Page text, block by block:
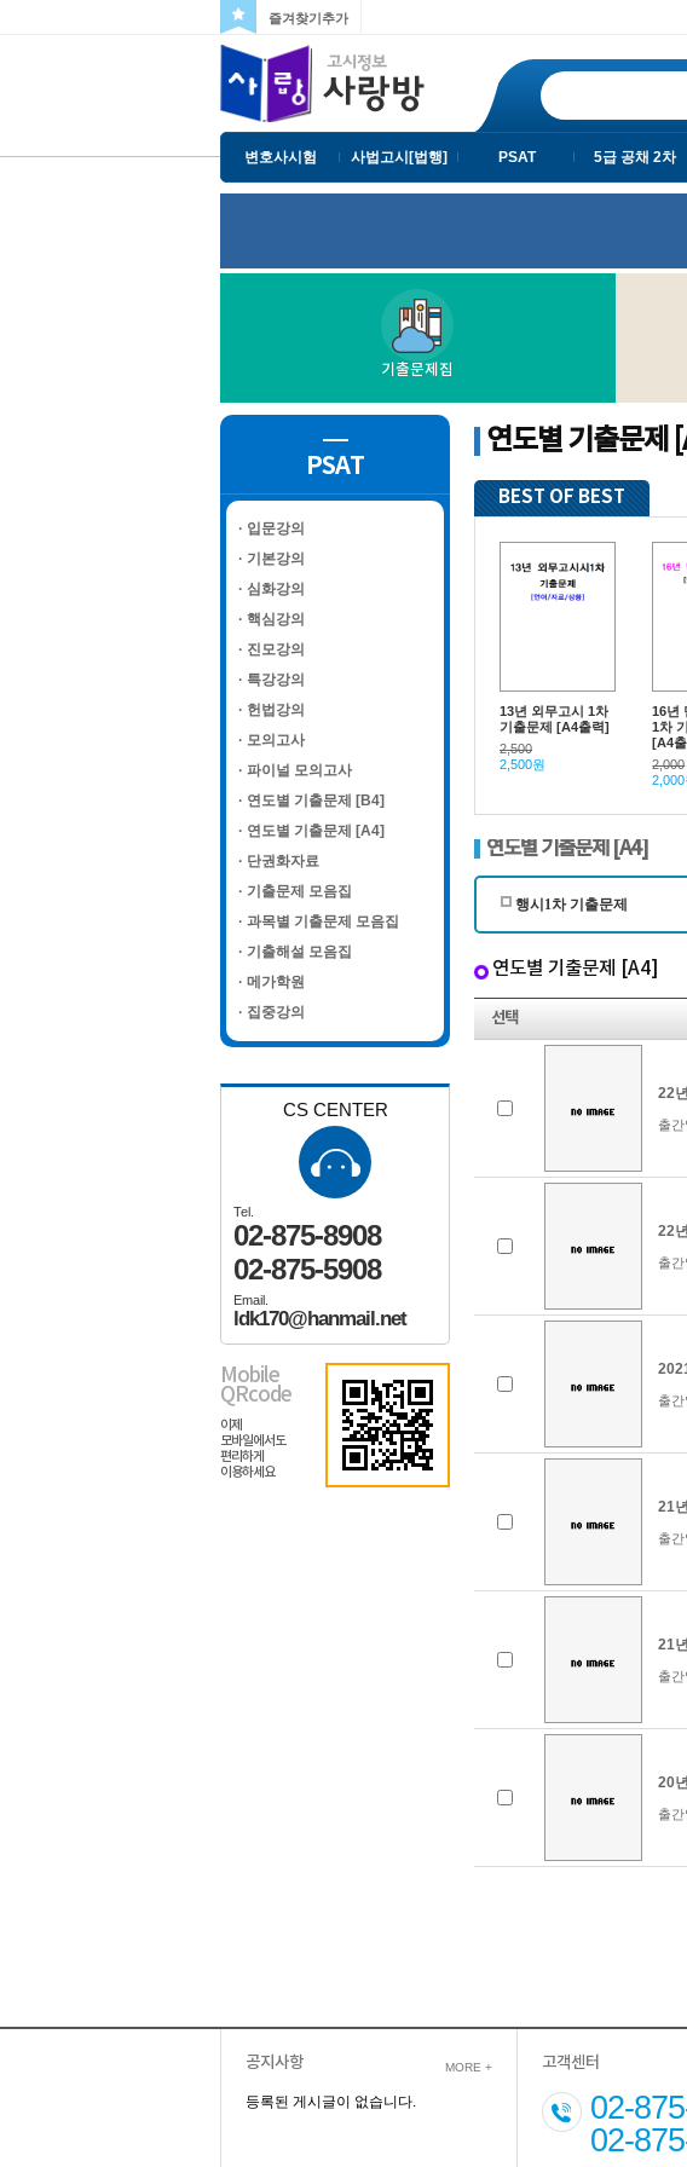
즐겨찾기추가
변호사시험 사법고시[법행] PSAT 5급 공채 2차
기출문제집
PSAT
· 입문강의
· 기본강의
· 심화강의
· 핵심강의
· 진모강의
· 특강강의
· 헌법강의
· 모의고사
· 파이널 모의고사
· 연도별 기출문제 [B4]
· 연도별 기출문제 [A4]
· 단권화자료
· 기출문제 모음집
· 과목별 기출문제 모음집
· 기출해설 모음집
· 메가학원
· 집중강의
CS CENTER
Tel.
02-875-8908
02-875-5908
Email.
ldk170@hanmail.net
Mobile
QRcode
이제
모바일에서도
편리하게
이용하세요
연도별 기출문제
BEST OF BEST
13년 외무고시 1차
기출문제 [A4출력]
2,500
2,500원
16년
1차
[A4
2,000
2,000
연도별 기출문제 [A4]
행시1차 기출문제
연도별 기출문제 [A4]
선택
22
출
22
출
출
21
출
21
출
20
출
공지사항 MORE +
등록된 게시글이 없습니다.
고객센터
02-
02-